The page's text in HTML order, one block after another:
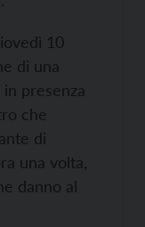
10
di una
in presenza
che
di
una volta,
danno al